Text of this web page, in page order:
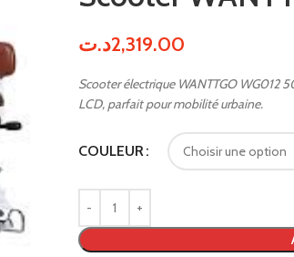
2,319.00د.ت
Scooter électrique WANTTGO WG012
LCD, parfait pour mobilité urbaine.
COULEUR